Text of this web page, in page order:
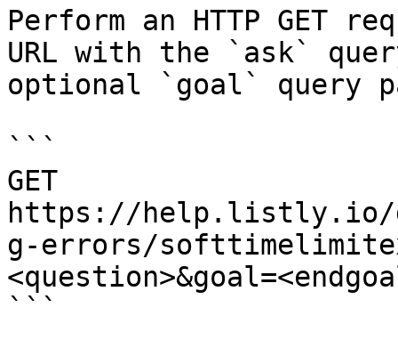
Perform an HTTP GET
URL with the `ask`
optional `goal` query
```
GET
https://help.listly.io/
g-errors/
```